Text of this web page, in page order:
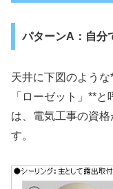
パターンA：自分
天井に下図のよう
「ローゼット」**
は、電気工事の資
す。